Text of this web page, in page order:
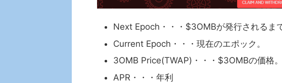
Next Epoch・・・$3OMBが発行されるま
Current Epoch・・・現在のエポック。
3OMB Price(TWAP)・・・$3OMBの価格
APR・・・年利